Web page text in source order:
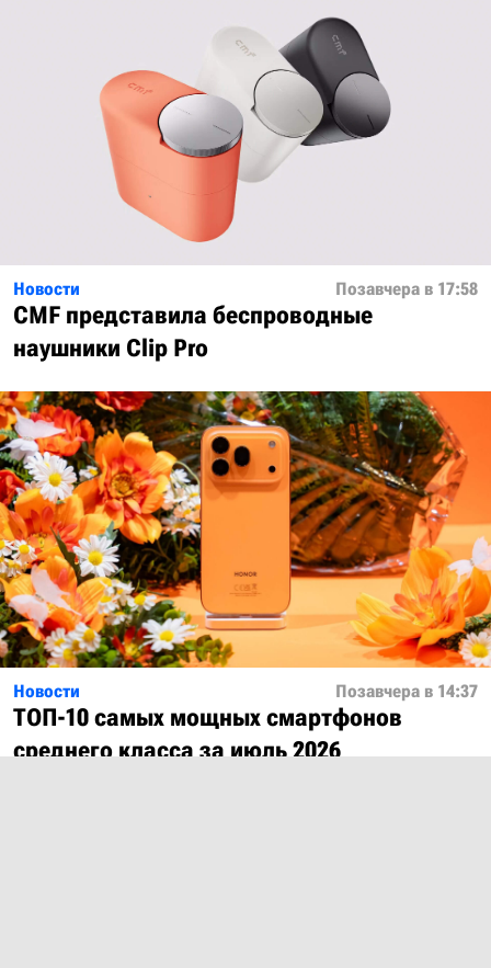
Новости Позавчера в 17:58
CMF представила беспроводные
наушники Clip Pro
Новости Позавчера в 14:37
ТОП-10 самых мощных смартфонов
среднего класса за июль 2026